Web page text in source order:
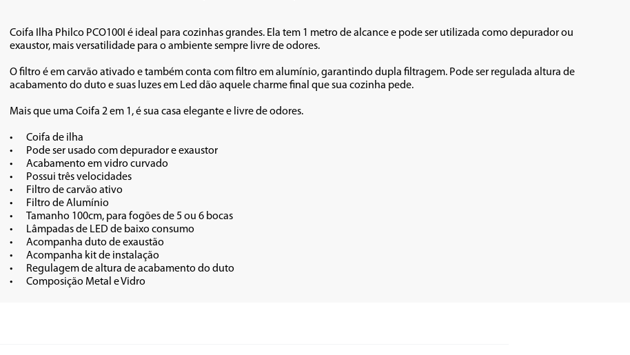
Coifa Ilha Philco PCO100I é ideal para cozinhas grandes. Ela tem 1 metro de alcance e pode ser utilizada como depurador ou
exaustor, mais versatilidade para o ambiente sempre livre de odores.
O filtro é em carvão ativado e também conta com filtro em alumínio, garantindo dupla filtragem. Pode ser regulada altura de
acabamento do duto e suas luzes em Led dão aquele charme final que sua cozinha pede.
Mais que uma Coifa 2 em 1, é sua casa elegante e livre de odores.
•	Coifa de ilha
•	Pode ser usado com depurador e exaustor
•	Acabamento em vidro curvado
•	Possui três velocidades
•	Filtro de carvão ativo
•	Filtro de Alumínio
•	Tamanho 100cm, para fogões de 5 ou 6 bocas
•	Lâmpadas de LED de baixo consumo
•	Acompanha duto de exaustão
•	Acompanha kit de instalação
•	Regulagem de altura de acabamento do duto
•	Composição Metal e Vidro